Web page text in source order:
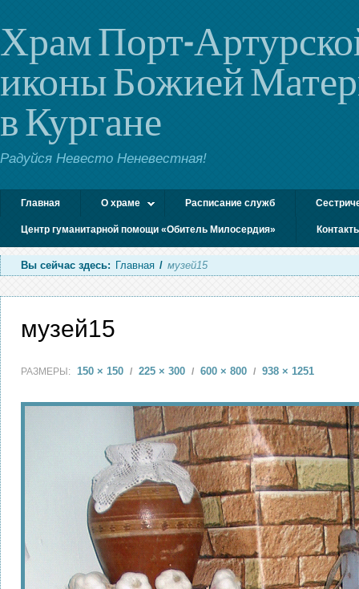
Храм Порт-
иконы Божией
в Кургане
Радуйся Невесто Неневестная!
Главная О храме Расписание служб
Центр гуманитарной помощи «Обитель Милосердия»
Вы сейчас здесь: Главная / музей15
музей15
РАЗМЕРЫ: 150 × 150 / 225 × 300 / 600 × 800 / 938 × 1251